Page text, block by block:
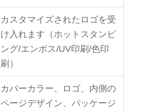
カスタマイズされたロゴを受
け入れます（ホットスタンピ
ング/エンボス/UV印刷/色印
刷）
カバーカラー、ロゴ、内側の
ページデザイン、パッケージ